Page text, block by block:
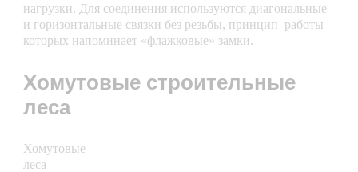
нагрузки. Для соединения используются диагональные
и горизонтальные связки без резьбы, принцип работы
которых напоминает «флажковые» замки.
Хомутовые строительные
леса
Хомутовые
леса